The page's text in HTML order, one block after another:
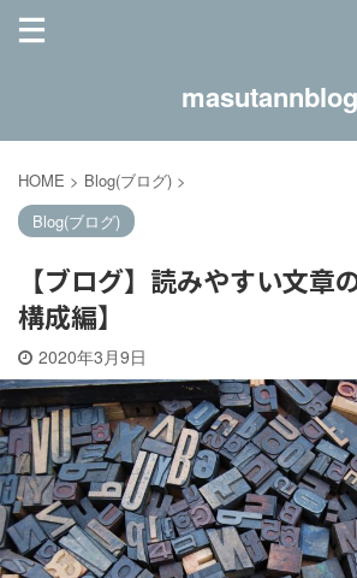
masutannblog
HOME > Blog(ブログ) >
Blog(ブログ)
【ブログ】読みやすい文章
構成編】
2020年3月9日